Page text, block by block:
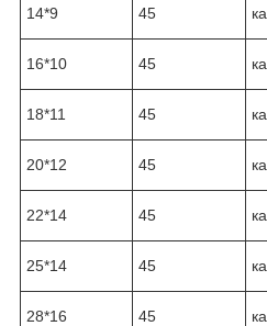
14*9 45
16*10 45
18*11 45
20*12 45
22*14 45
25*14 45
28*16 45